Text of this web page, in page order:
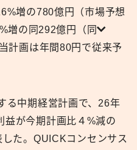
増の780億円（市場予想
増の同292億円（同
計画は年間80円で従来予
る中期経営計画で、26年
益が今期計画比４%減の
た。QUICKコンセンサス